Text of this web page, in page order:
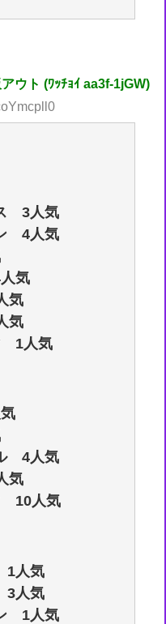
ウト (ﾜｯﾁｮｲ aa3f-1jGW)
3人気
4人気
気
気
気
1人気
4人気
気
10人気
人気
人気
1人気